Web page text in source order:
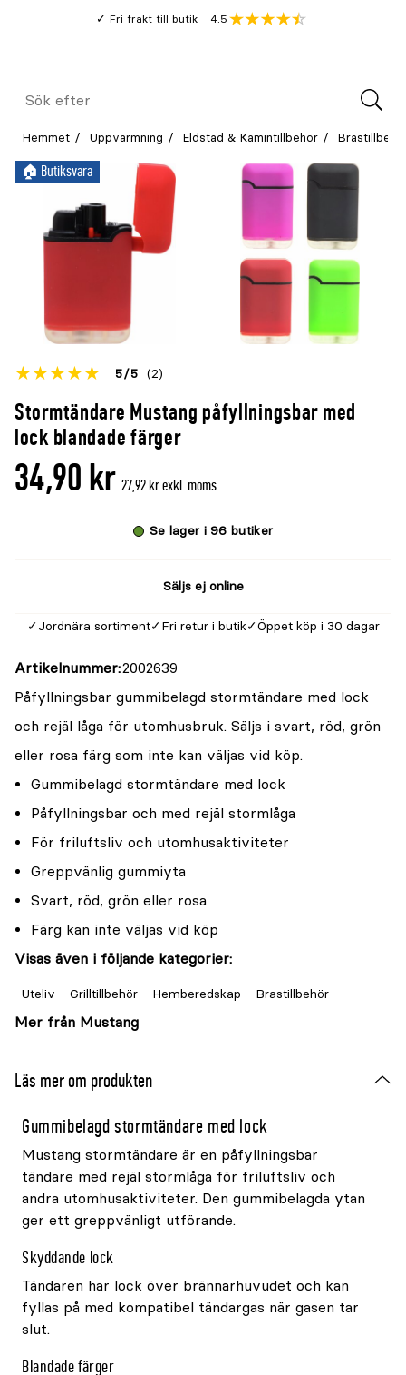
Fri frakt till butik
Genomsnitt
4.5
Meny
Sök
Hemmet Uppvärmning Eldstad & Kamintillbehör
Stormtändare Mustang påfyllningsbar med
lock blandade färger
Betyget
denna
produkt
är
5 5 (2)
Öppna
recensioner
34,90 kr 27,92 kr exkl. moms
Se lager i 96 butiker
Säljs ej online
Jordnära sortiment Fri retur i butik Öppet köp i 30 dagar
Artikelnummer 2002639
Påfyllningsbar gummibelagd stormtändare med lock
och rejäl låga för utomhusbruk. Säljs i svart, röd, grön
eller rosa färg som inte kan väljas vid köp.
Gummibelagd stormtändare med lock
Påfyllningsbar och med rejäl stormlåga
För friluftsliv och utomhusaktiviteter
Greppvänlig gummiyta
Svart, röd, grön eller rosa
Färg kan inte väljas vid köp
Visas även i följande kategorier:
Uteliv Grilltillbehör Hemberedskap Brastillbehör
Mer från Mustang
🏠︎ Butiksvara
Läs mer om produkten
Gummibelagd stormtändare med lock
Mustang stormtändare är en påfyllningsbar
tändare med rejäl stormlåga för friluftsliv och
andra utomhusaktiviteter. Den gummibelagda ytan
ger ett greppvänligt utförande.
Skyddande lock
Tändaren har lock över brännarhuvudet och kan
fyllas på med kompatibel tändargas när gasen tar
slut.
Blandade färger